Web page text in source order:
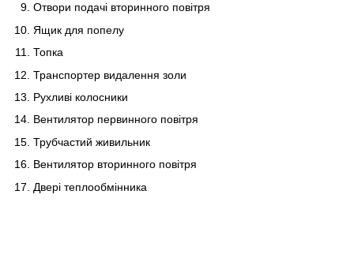
Отвори подачі вторинного повітря
Ящик для попелу
Топка
Транспортер видалення золи
Рухливі колосники
Вентилятор первинного повітря
Трубчастий живильник
Вентилятор вторинного повітря
Двері теплообмінника